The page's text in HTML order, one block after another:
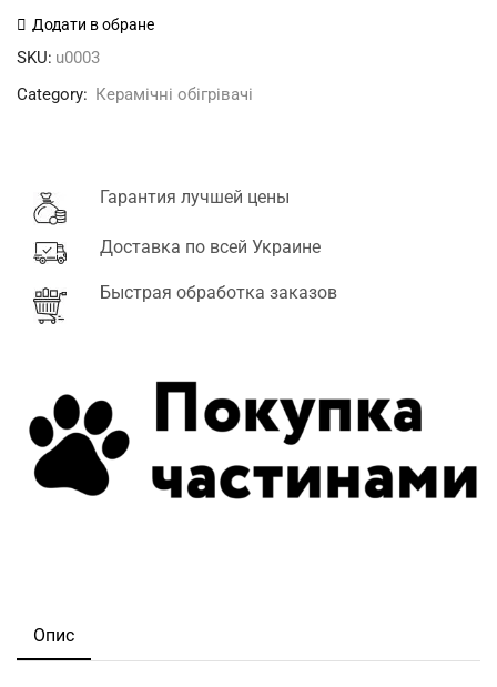
Додати в обране
SKU: u0003
Category: Керамічні обігрівачі
Гарантия лучшей цены
Доставка по всей Украине
Быстрая обработка заказов
Опис